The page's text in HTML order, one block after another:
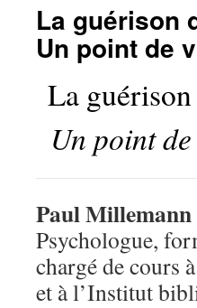
La guérison
Un point de
La
Un point
Paul Millemann
Psychologue,
chargé de cours
et à l’Institut